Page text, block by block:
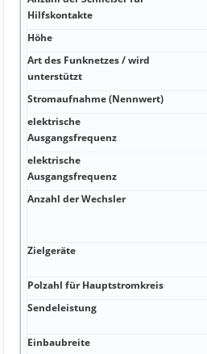
Hilfskontakte
Höhe
Art des Funknetzes / wird
unterstützt
Stromaufnahme (Nennwert)
elektrische
Ausgangsfrequenz
elektrische
Ausgangsfrequenz
Anzahl der Wechsler
Zielgeräte
Polzahl für Hauptstromkreis
Sendeleistung
Einbaubreite